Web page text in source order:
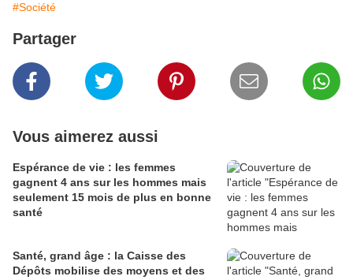
#Société
Partager
Vous aimerez aussi
Espérance de vie : les femmes
gagnent 4 ans sur les hommes mais
seulement 15 mois de plus en bonne
santé
Santé, grand âge : la Caisse des
Dépôts mobilise des moyens et des